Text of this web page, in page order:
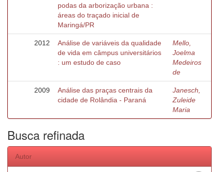
podas da arborização urbana :
áreas do traçado inicial de
Maringá/PR
2012
Análise de variáveis da qualidade
de vida em câmpus universitários
: um estudo de caso
Mello,
Joelma
Medeiros
de
2009
Análise das praças centrais da
cidade de Rolândia - Paraná
Janesch,
Zuleide
Maria
Busca refinada
Autor